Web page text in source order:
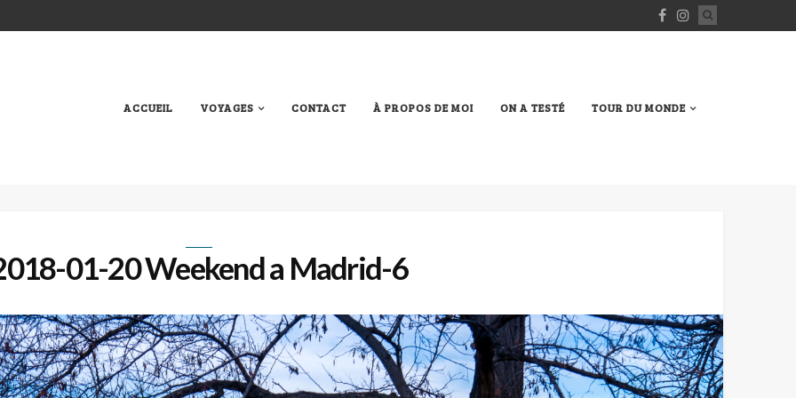
ACCUEIL VOYAGES CONTACT À PROPOS DE MOI ON A TESTÉ TOUR DU MONDE
01-20 Weekend a Madrid-6